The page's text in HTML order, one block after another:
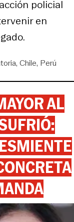
policial
en
Chile Perú
AL